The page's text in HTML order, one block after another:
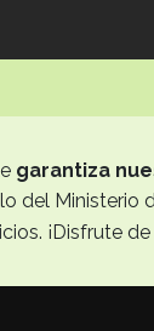
garantiza
del Ministerio
¡Disfrute